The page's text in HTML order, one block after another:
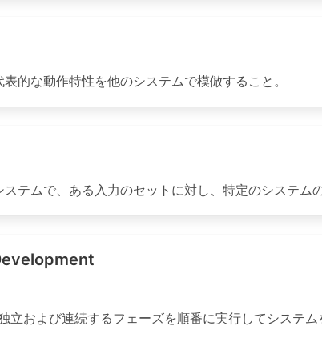
的な動作特性を他のシステムで模倣すること。
テムで、ある入力のセットに対し、特定のシステム
立および連続するフェーズを順番に実行してシステ